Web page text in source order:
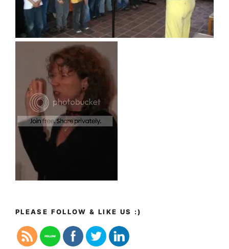
PLEASE FOLLOW & LIKE US :)